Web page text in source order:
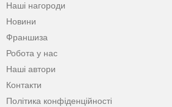
Наші нагороди
Новини
Франшиза
Робота у нас
Наші автори
Контакти
Політика конфіденційності